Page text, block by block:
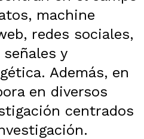
machine
redes sociales,
y
Además, en
en diversos
centrados